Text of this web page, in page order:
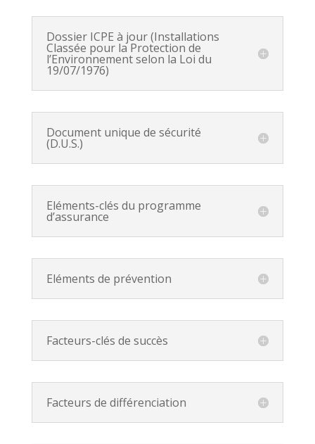
Dossier ICPE à jour (Installations
Classée pour la Protection de
l’Environnement selon la Loi du
19/07/1976)
Document unique de sécurité
(D.U.S.)
Eléments-clés du programme
d’assurance
Eléments de prévention
Facteurs-clés de succès
Facteurs de différenciation